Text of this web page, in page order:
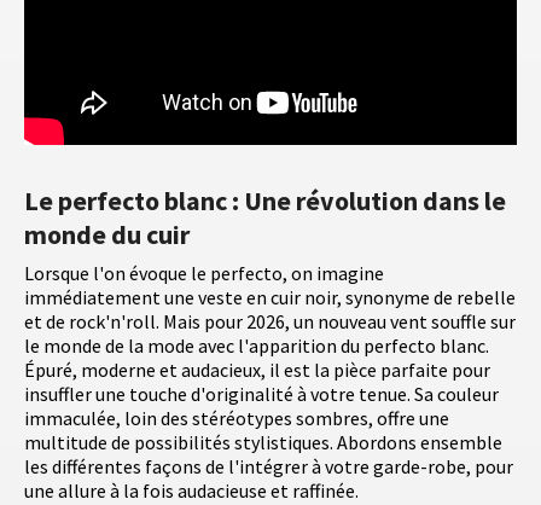
Le perfecto blanc : Une révolution dans le
monde du cuir
Lorsque l'on évoque le perfecto, on imagine
immédiatement une veste en cuir noir, synonyme de rebelle
et de rock'n'roll. Mais pour 2026, un nouveau vent souffle sur
le monde de la mode avec l'apparition du perfecto blanc.
Épuré, moderne et audacieux, il est la pièce parfaite pour
insuffler une touche d'originalité à votre tenue. Sa couleur
immaculée, loin des stéréotypes sombres, offre une
multitude de possibilités stylistiques. Abordons ensemble
les différentes façons de l'intégrer à votre garde-robe, pour
une allure à la fois audacieuse et raffinée.